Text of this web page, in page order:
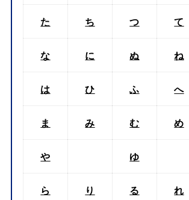
た ち つ て
な に ぬ ね
は ひ ふ へ
ま み む め
や ゆ
ら り る れ